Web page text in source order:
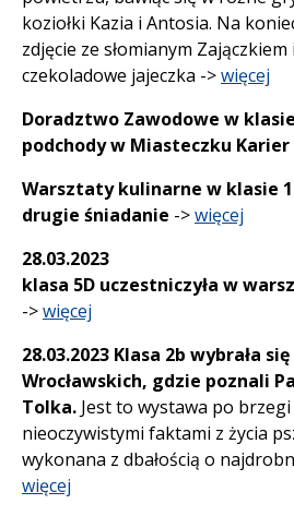
koziołki Kazia i Antosia. Na
zdjęcie ze słomianym Zajączkiem
czekoladowe jajeczka ->więcej
Doradztwo Zawodowe w
podchody w Miasteczku Karier
Warsztaty kulinarne w klasie
drugie śniadanie ->więcej
28.03.2023
klasa 5D uczestniczyła w
->więcej
28.03.2023 Klasa 2b wybrała
Wrocławskich, gdzie poznali
Tolka. Jest to wystawa po brzegi
nieoczywistymi faktami z życia
wykonana z dbałością o
więcej